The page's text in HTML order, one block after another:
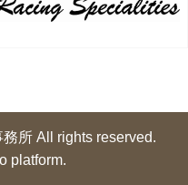
所 All rights reserved.
platform.